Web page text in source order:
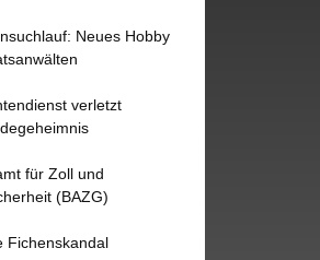
Neues Hobby
verletzt
für Zoll und
(BAZG)
Fichenskandal